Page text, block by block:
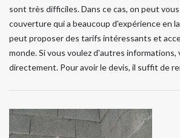
sont très difficiles. Dans ce cas, on peut
couverture qui a beaucoup d'expérience en
peut proposer des tarifs intéressants et
monde. Si vous voulez d'autres
directement. Pour avoir le devis, il suffit de